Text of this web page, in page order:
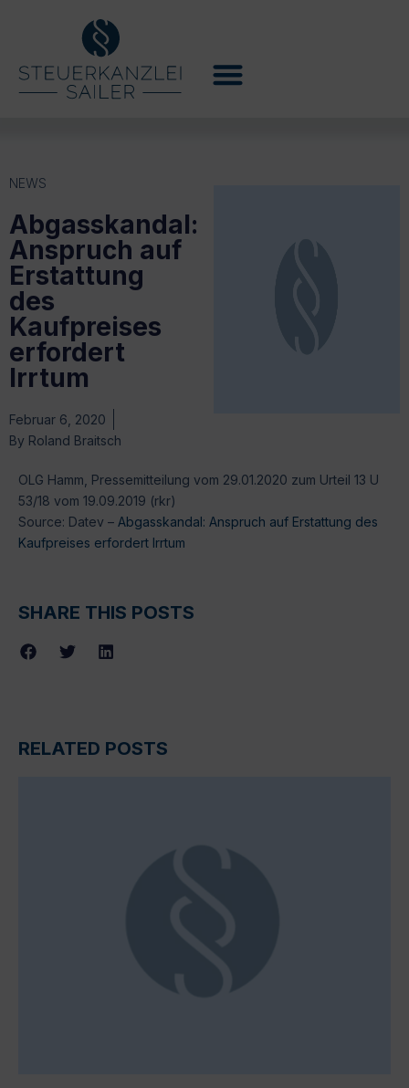
NEWS
Abgasskandal:
Anspruch auf
Erstattung
des
Kaufpreises
erfordert
Irrtum
Februar 6, 2020
By Roland Braitsch
OLG Hamm, Pressemitteilung vom 29.01.2020 zum Urteil 13 U
53/18 vom 19.09.2019 (rkr)
Source: Datev – Abgasskandal: Anspruch auf Erstattung des
Kaufpreises erfordert Irrtum
SHARE THIS POSTS
RELATED POSTS